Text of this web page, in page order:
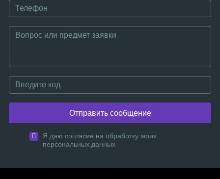
Отправить сообщение
Я даю согласие на обработку моих
персональных данных